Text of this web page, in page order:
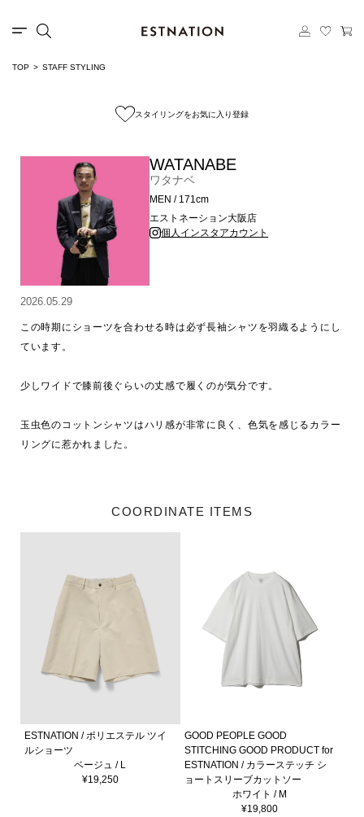
TOP STAFF STYLING
スタイリングをお気に入り登録
WATANABE
ワタナベ
MEN / 171cm
エストネーション大阪店
個人インスタアカウント
2026.05.29
この時期にショーツを合わせる時は必ず長袖シャツを羽織るようにし
ています。
少しワイドで膝前後ぐらいの丈感で履くのが気分です。
玉虫色のコットンシャツはハリ感が非常に良く、色気を感じるカラー
リングに惹かれました。
COORDINATE ITEMS
ESTNATION / ポリエステル ツイ
ルショーツ
ベージュ / L
¥19,250
GOOD PEOPLE GOOD
STITCHING GOOD PRODUCT for
ESTNATION / カラーステッチ シ
ョートスリーブカットソー
ホワイト / M
¥19,800